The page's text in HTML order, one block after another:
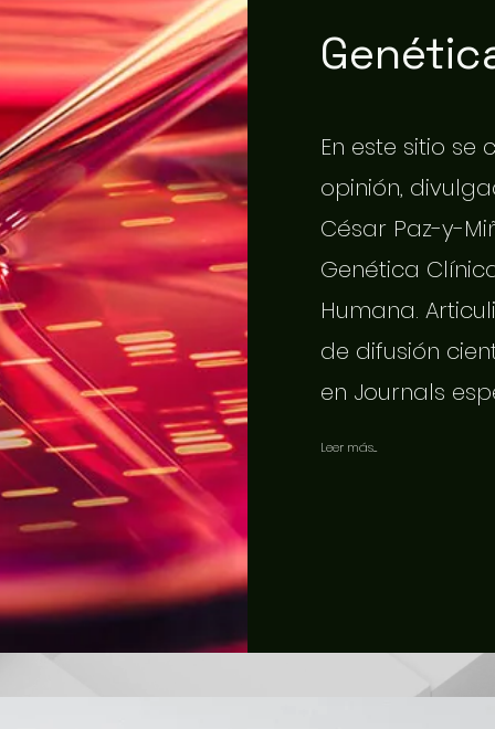
En este sitio
opinión,
César Paz-y-
Genética
Humana.
de difusión
en Journals
Leer más...